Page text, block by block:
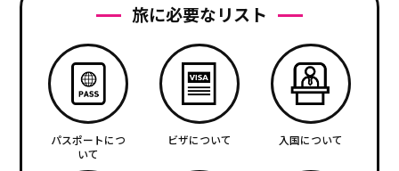
旅に必要なリスト
パスポートにつ
いて
ビザについて 入国について